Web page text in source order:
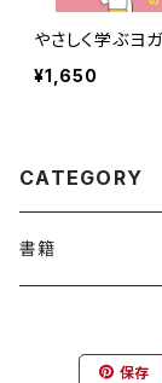
やさしく学ぶヨ
¥1,650
CATEGORY
書籍
保存